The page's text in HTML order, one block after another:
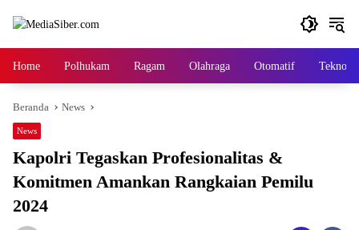
Home Polhukam Ragam Olahraga Otomatif Tekno
Beranda News
News
Kapolri Tegaskan Profesionalitas &
Komitmen Amankan Rangkaian Pemilu
2024